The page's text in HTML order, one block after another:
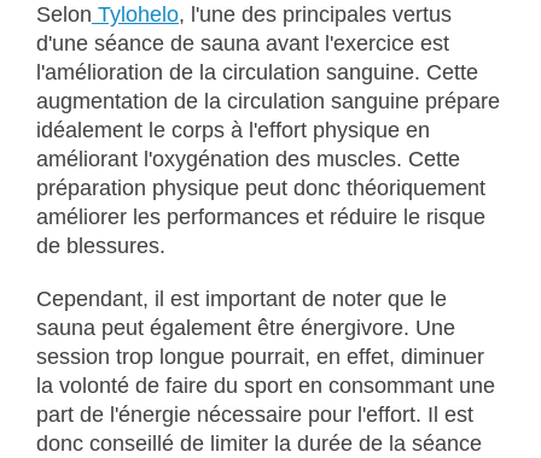
Selon Tylohelo, l'une des principales vertus
d'une séance de sauna avant l'exercice est
l'amélioration de la circulation sanguine. Cette
augmentation de la circulation sanguine prépare
idéalement le corps à l'effort physique en
améliorant l'oxygénation des muscles. Cette
préparation physique peut donc théoriquement
améliorer les performances et réduire le risque
de blessures.
Cependant, il est important de noter que le
sauna peut également être énergivore. Une
session trop longue pourrait, en effet, diminuer
la volonté de faire du sport en consommant une
part de l'énergie nécessaire pour l'effort. Il est
donc conseillé de limiter la durée de la séance